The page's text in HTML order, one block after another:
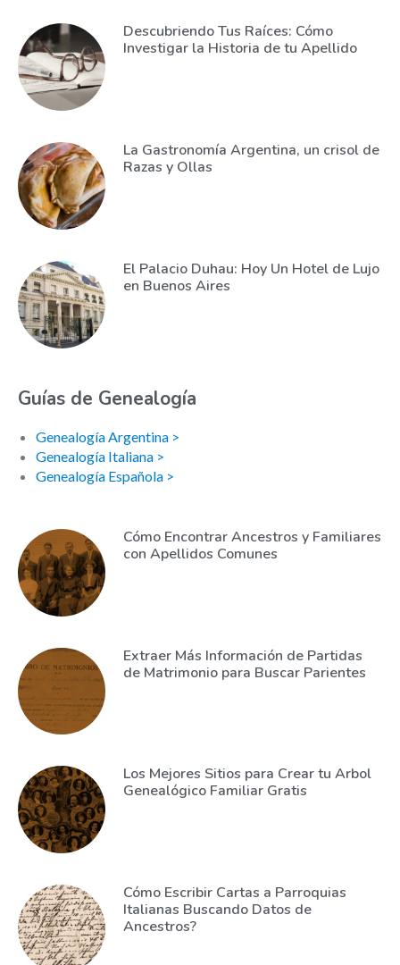
Descubriendo Tus Raíces: Cómo
Investigar la Historia de tu Apellido
La Gastronomía Argentina, un crisol de
Razas y Ollas
El Palacio Duhau: Hoy Un Hotel de Lujo
en Buenos Aires
Guías de Genealogía
Genealogía Argentina >
Genealogía Italiana >
Genealogía Española >
Cómo Encontrar Ancestros y Familiares
con Apellidos Comunes
Extraer Más Información de Partidas
de Matrimonio para Buscar Parientes
Los Mejores Sitios para Crear tu Arbol
Genealógico Familiar Gratis
Cómo Escribir Cartas a Parroquias
Italianas Buscando Datos de
Ancestros?